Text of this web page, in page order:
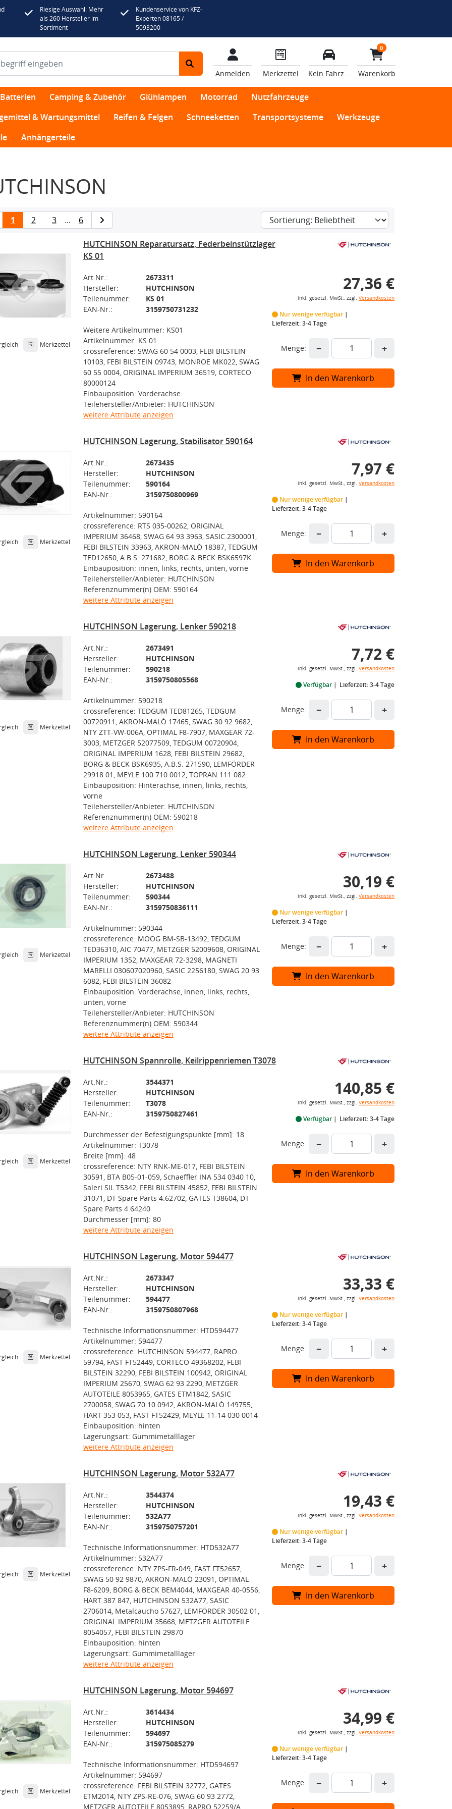
Riesige Auswahl: Mehr
als 260 Hersteller im
Sortiment
Kundenservice von KFZ-
Experten 08165 /
5093200
Anmelden Merkzettel Kein Fahrzeug
0
Warenkorb
Batterien Camping & Zubehör Glühlampen Motorrad
Nutzfahrzeuge
& Wartungsmittel
Reifen & Felgen Schneeketten Transportsysteme
Werkzeuge
Anhängerteile
1 2 3 ... 6
Merkzettel
HUTCHINSON Reparatursatz, Federbeinstützlager
KS 01
Art.Nr.:
2673311
Hersteller:
HUTCHINSON
Teilenummer:
KS 01
EAN-Nr.:
3159750731232
Weitere Artikelnummer: KS01
Artikelnummer: KS 01
crossreference: SWAG 60 54 0003, FEBI BILSTEIN
10103, FEBI BILSTEIN 09743, MONROE MK022, SWAG
60 55 0004, ORIGINAL IMPERIUM 36519, CORTECO
80000124
Einbauposition: Vorderachse
Teilehersteller/Anbieter: HUTCHINSON
weitere Attribute anzeigen
27,36 €
inkl. gesetzl. MwSt., zzgl. Versandkosten
Nur wenige verfügbar
Lieferzeit: 3-4 Tage
Menge: − +
In den Warenkorb
Merkzettel
HUTCHINSON Lagerung, Stabilisator 590164
Art.Nr.:
2673435
Hersteller:
HUTCHINSON
Teilenummer:
590164
EAN-Nr.:
3159750800969
Artikelnummer: 590164
crossreference: RTS 035-00262, ORIGINAL
IMPERIUM 36468, SWAG 64 93 3963, SASIC 2300001,
FEBI BILSTEIN 33963, AKRON-MALÒ 18387, TEDGUM
TED12650, A.B.S. 271682, BORG & BECK BSK6597K
Einbauposition: innen, links, rechts, unten, vorne
Teilehersteller/Anbieter: HUTCHINSON
Referenznummer(n) OEM: 590164
weitere Attribute anzeigen
7,97 €
inkl. gesetzl. MwSt., zzgl. Versandkosten
Nur wenige verfügbar
Lieferzeit: 3-4 Tage
Menge: − +
In den Warenkorb
Merkzettel
HUTCHINSON Lagerung, Lenker 590218
Art.Nr.:
2673491
Hersteller:
HUTCHINSON
Teilenummer:
590218
EAN-Nr.:
3159750805568
Artikelnummer: 590218
crossreference: TEDGUM TED81265, TEDGUM
00720911, AKRON-MALÒ 17465, SWAG 30 92 9682,
NTY ZTT-VW-006A, OPTIMAL F8-7907, MAXGEAR 72-
3003, METZGER 52077509, TEDGUM 00720904,
ORIGINAL IMPERIUM 1628, FEBI BILSTEIN 29682,
BORG & BECK BSK6935, A.B.S. 271590, LEMFÖRDER
29918 01, MEYLE 100 710 0012, TOPRAN 111 082
Einbauposition: Hinterachse, innen, links, rechts,
vorne
Teilehersteller/Anbieter: HUTCHINSON
Referenznummer(n) OEM: 590218
weitere Attribute anzeigen
7,72 €
inkl. gesetzl. MwSt., zzgl. Versandkosten
Verfügbar Lieferzeit: 3-4 Tage
Menge: − +
In den Warenkorb
Merkzettel
HUTCHINSON Lagerung, Lenker 590344
Art.Nr.:
2673488
Hersteller:
HUTCHINSON
Teilenummer:
590344
EAN-Nr.:
3159750836111
Artikelnummer: 590344
crossreference: MOOG BM-SB-13492, TEDGUM
TED36310, AIC 70477, METZGER 52009608, ORIGINAL
IMPERIUM 1352, MAXGEAR 72-3298, MAGNETI
MARELLI 030607020960, SASIC 2256180, SWAG 20 93
6082, FEBI BILSTEIN 36082
Einbauposition: Vorderachse, innen, links, rechts,
unten, vorne
Teilehersteller/Anbieter: HUTCHINSON
Referenznummer(n) OEM: 590344
weitere Attribute anzeigen
30,19 €
inkl. gesetzl. MwSt., zzgl. Versandkosten
Nur wenige verfügbar
Lieferzeit: 3-4 Tage
Menge: − +
In den Warenkorb
Merkzettel
HUTCHINSON Spannrolle, Keilrippenriemen T3078
Art.Nr.:
3544371
Hersteller:
HUTCHINSON
Teilenummer:
T3078
EAN-Nr.:
3159750827461
Durchmesser der Befestigungspunkte [mm]: 18
Artikelnummer: T3078
Breite [mm]: 48
crossreference: NTY RNK-ME-017, FEBI BILSTEIN
30591, BTA B05-01-059, Schaeffler INA 534 0340 10,
Saleri SIL T5342, FEBI BILSTEIN 45852, FEBI BILSTEIN
31071, DT Spare Parts 4.62702, GATES T38604, DT
Spare Parts 4.64240
Durchmesser [mm]: 80
weitere Attribute anzeigen
140,85 €
inkl. gesetzl. MwSt., zzgl. Versandkosten
Verfügbar Lieferzeit: 3-4 Tage
Menge: − +
In den Warenkorb
Merkzettel
HUTCHINSON Lagerung, Motor 594477
Art.Nr.:
2673347
Hersteller:
HUTCHINSON
Teilenummer:
594477
EAN-Nr.:
3159750807968
Technische Informationsnummer: HTD594477
Artikelnummer: 594477
crossreference: HUTCHINSON 594477, RAPRO
59794, FAST FT52449, CORTECO 49368202, FEBI
BILSTEIN 32290, FEBI BILSTEIN 100942, ORIGINAL
IMPERIUM 25670, SWAG 62 93 2290, METZGER
AUTOTEILE 8053965, GATES ETM1842, SASIC
2700058, SWAG 70 10 0942, AKRON-MALÒ 149755,
HART 353 053, FAST FT52429, MEYLE 11-14 030 0014
Einbauposition: hinten
Lagerungsart: Gummimetalllager
weitere Attribute anzeigen
33,33 €
inkl. gesetzl. MwSt., zzgl. Versandkosten
Nur wenige verfügbar
Lieferzeit: 3-4 Tage
Menge: − +
In den Warenkorb
Merkzettel
HUTCHINSON Lagerung, Motor 532A77
Art.Nr.:
3544374
Hersteller:
HUTCHINSON
Teilenummer:
532A77
EAN-Nr.:
3159750757201
Technische Informationsnummer: HTD532A77
Artikelnummer: 532A77
crossreference: NTY ZPS-FR-049, FAST FT52657,
SWAG 50 92 9870, AKRON-MALÒ 23091, OPTIMAL
F8-6209, BORG & BECK BEM4044, MAXGEAR 40-0556,
HART 387 847, HUTCHINSON 532A77, SASIC
2706014, Metalcaucho 57627, LEMFÖRDER 30502 01,
ORIGINAL IMPERIUM 35668, METZGER AUTOTEILE
8054057, FEBI BILSTEIN 29870
Einbauposition: hinten
Lagerungsart: Gummimetalllager
weitere Attribute anzeigen
19,43 €
inkl. gesetzl. MwSt., zzgl. Versandkosten
Nur wenige verfügbar
Lieferzeit: 3-4 Tage
Menge: − +
In den Warenkorb
Merkzettel
HUTCHINSON Lagerung, Motor 594697
Art.Nr.:
3614434
Hersteller:
HUTCHINSON
Teilenummer:
594697
EAN-Nr.:
315975085279
Technische Informationsnummer: HTD594697
Artikelnummer: 594697
crossreference: FEBI BILSTEIN 32772, GATES
ETM2014, NTY ZPS-RE-076, SWAG 60 93 2772,
METZGER AUTOTEILE 8053895, RAPRO 52259/A,
34,99 €
inkl. gesetzl. MwSt., zzgl. Versandkosten
Nur wenige verfügbar
Lieferzeit: 3-4 Tage
Menge: − +